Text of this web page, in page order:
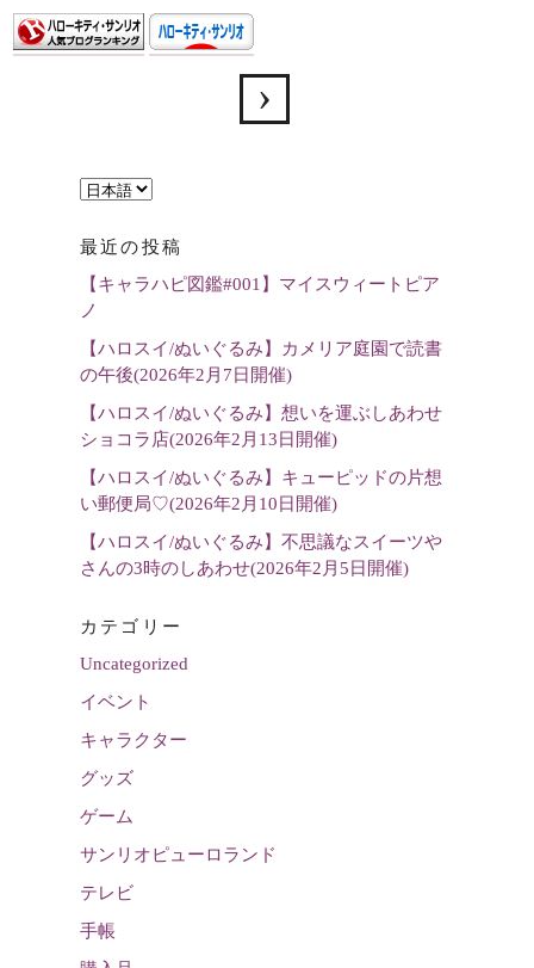
言
を
選
最近の投稿
【キャラハピ図鑑#001】マイスウィートピア
ノ
【ハロスイ/ぬいぐるみ】カメリア庭園で読書
の午後(2026年2月7日開催)
【ハロスイ/ぬいぐるみ】想いを運ぶしあわせ
ショコラ店(2026年2月13日開催)
【ハロスイ/ぬいぐるみ】キューピッドの片想
い郵便局♡(2026年2月10日開催)
【ハロスイ/ぬいぐるみ】不思議なスイーツや
さんの3時のしあわせ(2026年2月5日開催)
カテゴリー
Uncategorized
イベント
キャラクター
グッズ
ゲーム
サンリオピューロランド
テレビ
手帳